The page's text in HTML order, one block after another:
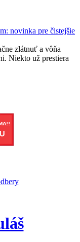
novinka pre čistejšie
zlátnuť a vôňa
Niekto už prestiera